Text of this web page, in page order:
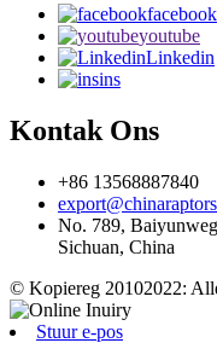
facebook
youtube
Linkedin
ins
Kontak Ons
+86 13568887840
No. 789,
Sichuan, China
© Kopiereg 20102022:
Stuur e-pos